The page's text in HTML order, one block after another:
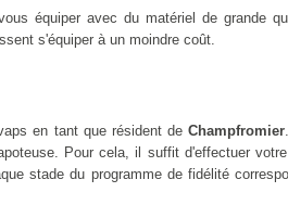
équiper avec du matériel de grande
s'équiper à un moindre coût.
en tant que résident deChampfromier
Pour cela, il suffit d'effectuer
stade du programme de fidélité